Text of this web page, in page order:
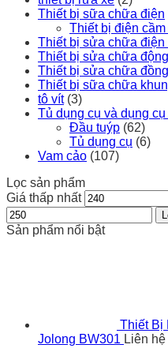
Thiết bị sữa chữa điện
Thiết bị điện cầm
Thiết bị sửa chữa điện
Thiết bị sửa chữa
Thiết bị sửa chữa
Thiết bị sữa chữa
tô vít (3)
Tủ dụng cụ và dụng
Đầu tuýp (62)
Tủ dụng cụ (6)
Vam cảo (107)
Lọc sản phẩm
Giá thấp nhất
Sản phẩm nổi bật
Thiết Bị
Jolong BW301 Liên hệ